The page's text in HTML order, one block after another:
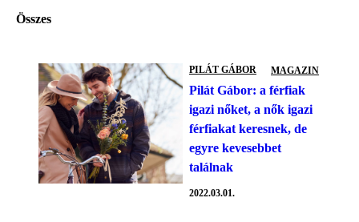
Összes
PILÁT GÁBOR MAGAZIN
Pilát Gábor: a férfiak
igazi nőket, a nők igazi
férfiakat keresnek, de
egyre kevesebbet
találnak
2022.03.01.